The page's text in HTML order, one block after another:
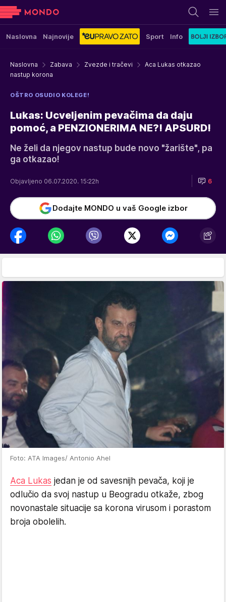
Naslovna Najnovije Sport Info
Naslovna Zabava Zvezde i tračevi
Aca Lukas otkazao
nastup korona
OŠTRO OSUDIO KOLEGE!
Lukas: Ucveljenim pevačima da daju
pomoć, a PENZIONERIMA NE?! APSURD!
Ne želi da njegov nastup bude novo "žarište", pa
ga otkazao!
Objavljeno 06.07.2020. 15:22h 6
Dodajte MONDO u vaš Google izbor
Foto: ATA Images/ Antonio Ahel
Aca Lukas jedan je od savesnijh pevača, koji je
odlučio da svoj nastup u Beogradu otkaže, zbog
novonastale situacije sa korona virusom i porastom
broja obolelih.